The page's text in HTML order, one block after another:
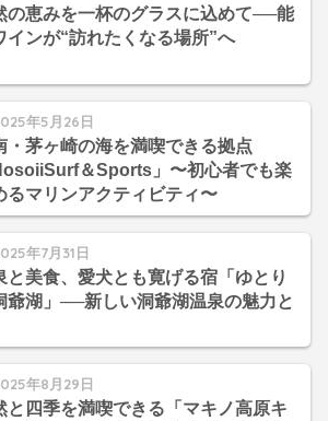
の恵みを一杯のグラスに込めて──能
インが“訪れたくなる場所”へ
年5月26日
・茅ヶ崎の海を満喫できる拠点
＆Sports」〜初心者でも楽
るマリンアクティビティ〜
年7月31日
と美食、愛犬とも寛げる宿「ゆとり
爺湖」──新しい洞爺湖温泉の魅力と
年8月29日
と四季を満喫できる「マキノ高原キ